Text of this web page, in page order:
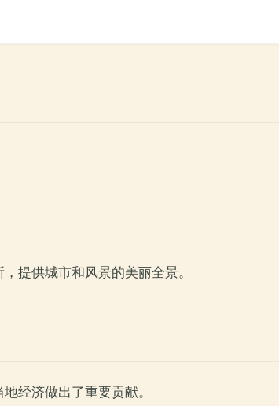
提供城市和风景的美丽全景。
经济做出了重要贡献。